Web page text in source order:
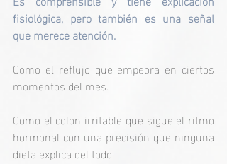
fisiológica, pero también es una señal
que merece atención.
Como el reflujo que empeora en ciertos
momentos del mes.
Como el colon irritable que sigue el ritmo
hormonal con una precisión que ninguna
dieta explica del todo.